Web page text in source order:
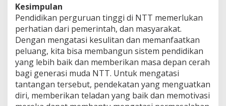
Kesimpulan
Pendidikan perguruan tinggi di NTT memerlukan
perhatian dari pemerintah, dan masyarakat.
Dengan mengatasi kesulitan dan memanfaatkan
peluang, kita bisa membangun sistem pendidikan
yang lebih baik dan memberikan masa depan cerah
bagi generasi muda NTT. Untuk mengatasi
tantangan tersebut, pendekatan yang menguatkan
diri, memberikan teladan yang baik dan memotivasi